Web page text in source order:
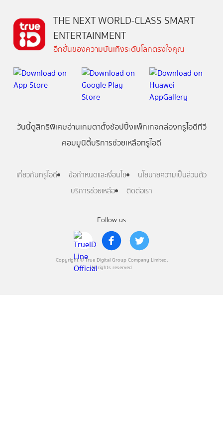
Follow us
Copyright © True Digital Group Company Limited.
All rights reserved
THE NEXT WORLD-CLASS SMART
ENTERTAINMENT
อีกขั้นของความบันเทิงระดับโลกตรงใจคุณ
วันนี้ดูสิทธิพิเศษอ่านเกมตาตั้งช้อปปิ้งแพ็กเกจกล่องทรูไอดีทีวี
คอมมูนิตี้บริการช่วยเหลือทรูไอดี
เกี่ยวกับทรูไอดี ข้อกำหนดและเงื่อนไข
นโยบายความเป็นส่วนตัว
บริการช่วยเหลือ
ติดต่อเรา